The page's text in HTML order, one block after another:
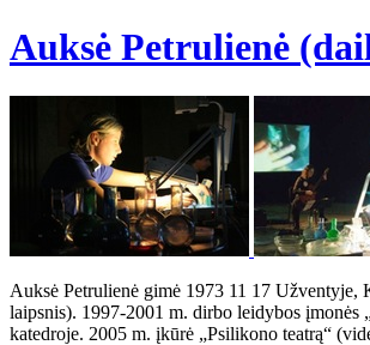
Auksė Petrulienė
Auksė Petrulienė gimė 1973 11 17
laipsnis). 1997-2001 m. dirbo leidybos
katedroje. 2005 m. įkūrė „Psilikono teatrą“